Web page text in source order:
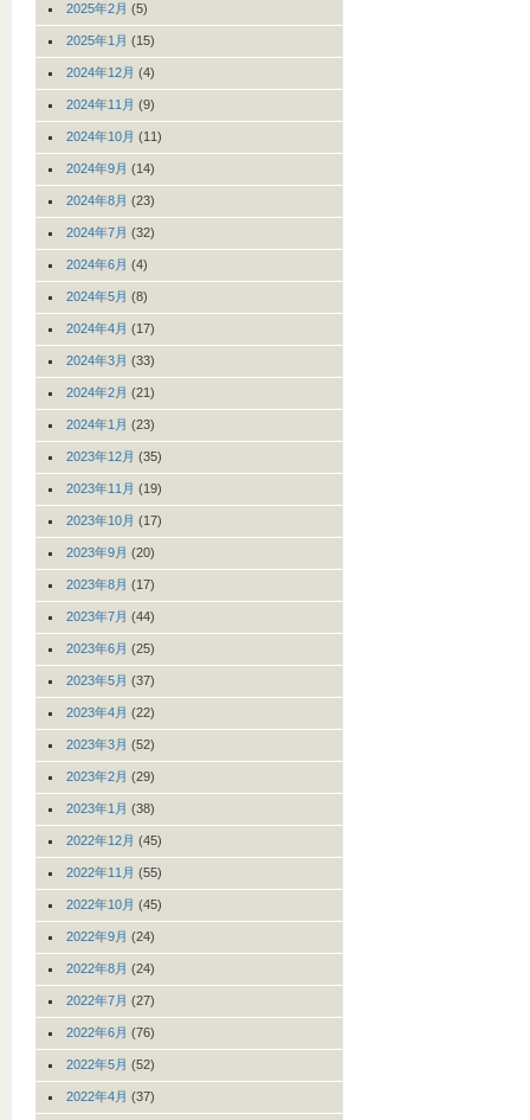
2025年2月 (5)
2025年1月 (15)
2024年12月 (4)
2024年11月 (9)
2024年10月 (11)
2024年9月 (14)
2024年8月 (23)
2024年7月 (32)
2024年6月 (4)
2024年5月 (8)
2024年4月 (17)
2024年3月 (33)
2024年2月 (21)
2024年1月 (23)
2023年12月 (35)
2023年11月 (19)
2023年10月 (17)
2023年9月 (20)
2023年8月 (17)
2023年7月 (44)
2023年6月 (25)
2023年5月 (37)
2023年4月 (22)
2023年3月 (52)
2023年2月 (29)
2023年1月 (38)
2022年12月 (45)
2022年11月 (55)
2022年10月 (45)
2022年9月 (24)
2022年8月 (24)
2022年7月 (27)
2022年6月 (76)
2022年5月 (52)
2022年4月 (37)